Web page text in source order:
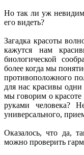
Но так ли уж
его видеть?
Загадка красоты
кажутся нам
биологической
более когда мы
противоположного
для нас красивы
мы говорим о красоте
руками человека?
универсального,
Оказалось, что да,
можно проверить